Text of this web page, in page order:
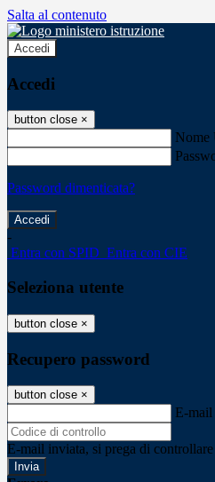
Salta al contenuto
Accedi
Accedi
button close ×
Nome
Password dimenticata?
-
Entra con SPID Entra con CIE
Seleziona utente
button close ×
Recupero password
button close ×
E-mail
E-mail inviata, si prega di